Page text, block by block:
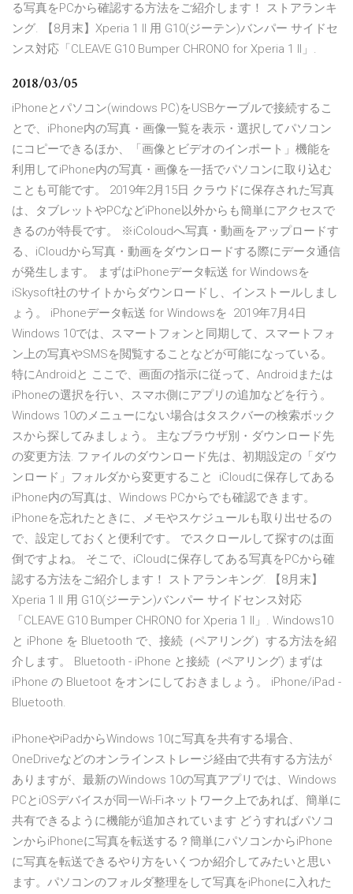
る写真をPCから確認する方法をご紹介します！ ストアランキ
ング. 【8月末】Xperia 1 II 用 G10(ジーテン)バンパー サイドセ
ンス対応「CLEAVE G10 Bumper CHRONO for Xperia 1 II」.
2018/03/05
iPhoneとパソコン(windows PC)をUSBケーブルで接続するこ
とで、iPhone内の写真・画像一覧を表示・選択してパソコン
にコピーできるほか、「画像とビデオのインポート」機能を
利用してiPhone内の写真・画像を一括でパソコンに取り込む
ことも可能です。 2019年2月15日 クラウドに保存された写真
は、タブレットやPCなどiPhone以外からも簡単にアクセスで
きるのが特長です。 ※iColoudへ写真・動画をアップロードす
る、iCloudから写真・動画をダウンロードする際にデータ通信
が発生します。 まずはiPhoneデータ転送 for Windowsを
iSkysoft社のサイトからダウンロードし、インストールしまし
ょう。 iPhoneデータ転送 for Windowsを 2019年7月4日
Windows 10では、スマートフォンと同期して、スマートフォ
ン上の写真やSMSを閲覧することなどが可能になっている。
特にAndroidと ここで、画面の指示に従って、Androidまたは
iPhoneの選択を行い、スマホ側にアプリの追加などを行う。
Windows 10のメニューにない場合はタスクバーの検索ボック
スから探してみましょう。 主なブラウザ別・ダウンロード先
の変更方法. ファイルのダウンロード先は、初期設定の「ダウ
ンロード」フォルダから変更すること iCloudに保存してある
iPhone内の写真は、Windows PCからでも確認できます。
iPhoneを忘れたときに、メモやスケジュールも取り出せるの
で、設定しておくと便利です。 でスクロールして探すのは面
倒ですよね。 そこで、iCloudに保存してある写真をPCから確
認する方法をご紹介します！ ストアランキング. 【8月末】
Xperia 1 II 用 G10(ジーテン)バンパー サイドセンス対応
「CLEAVE G10 Bumper CHRONO for Xperia 1 II」. Windows10
と iPhone を Bluetooth で、接続（ペアリング）する方法を紹
介します。 Bluetooth - iPhone と接続（ペアリング) まずは
iPhone の Bluetoot をオンにしておきましょう。 iPhone/iPad -
Bluetooth.
iPhoneやiPadからWindows 10に写真を共有する場合、
OneDriveなどのオンラインストレージ経由で共有する方法が
ありますが、最新のWindows 10の写真アプリでは、Windows
PCとiOSデバイスが同一Wi-Fiネットワーク上であれば、簡単に
共有できるように機能が追加されています どうすればパソコ
ンからiPhoneに写真を転送する？簡単にパソコンからiPhone
に写真を転送できるやり方をいくつか紹介してみたいと思い
ます。パソコンのフォルダ整理をして写真をiPhoneに入れた